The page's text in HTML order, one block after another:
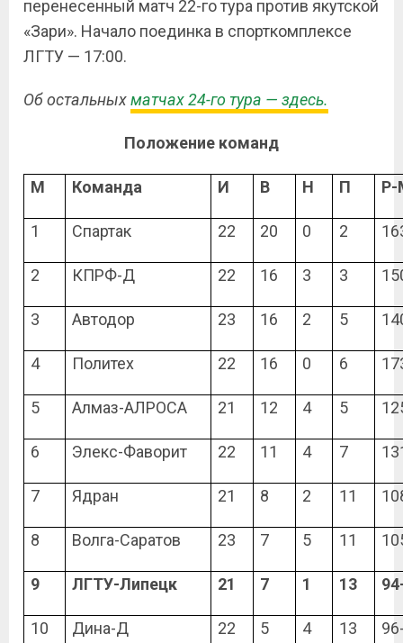
перенесенный матч 22-го тура против якутской
«Зари». Начало поединка в спорткомплексе
ЛГТУ — 17:00.
Об остальныхматчах 24-го тура — здесь.
Положение команд
М Команда И В Н П
1 Спартак 22 20 0 2
2 КПРФ-Д 22 16 3 3
3 Автодор 23 16 2 5
4 Политех 22 16 0 6
5 Алмаз-АЛРОСА 21 12 4 5
6 Элекс-Фаворит 22 11 4 7
7 Ядран 21 8 2 11
8 Волга-Саратов 23 7 5 11
9 ЛГТУ-Липецк 21 7 1 13
10 Дина-Д 22 5 4 13